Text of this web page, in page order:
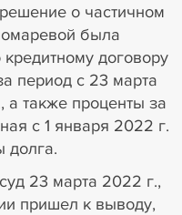
о частичном
была
договору
период с 23 марта
а также проценты за
с 1 января 2022 г.
долга.
23 марта 2022 г.,
пришел к выводу,